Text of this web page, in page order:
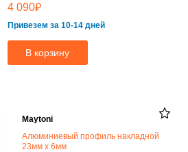
4 090₽
Привезем за 10-14 дней
В корзину
Maytoni
Алюминиевый профиль накладной
23мм x 6мм